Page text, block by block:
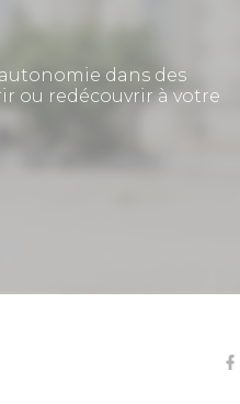
dans des
ou redécouvrir à votre